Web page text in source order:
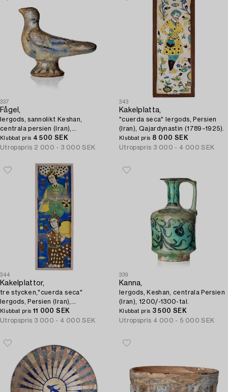
337
Fågel,
lergods, sannolikt Keshan,
centrala persien (Iran),
1100-/1200-talet.
Klubbat pris 4 500 SEK
Utropspris 2 000 - 3 000 SEK
343
Kakelplatta,
"cuerda seca" lergods, Persien
(Iran), Qajardynastin (1789–1925).
Klubbat pris 8 000 SEK
Utropspris 3 000 - 4 000 SEK
344
Kakelplattor,
tre stycken,"cuerda seca"
lergods, Persien (Iran),
Qajardynastin (1789–1925).
Klubbat pris 11 000 SEK
Utropspris 3 000 - 4 000 SEK
339
Kanna,
lergods, Keshan, centrala Persien
(Iran), 1200/-1300-tal.
Klubbat pris 3 500 SEK
Utropspris 4 000 - 5 000 SEK